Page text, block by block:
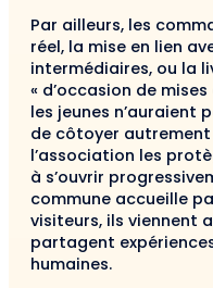
Par ailleurs, les
réel, la mise en lien
intermédiaires, ou la
« d’occasion de
les jeunes n’auraient
de côtoyer autrement
l’association les
à s’ouvrir
commune accueille
visiteurs, ils viennent
partagent
humaines.